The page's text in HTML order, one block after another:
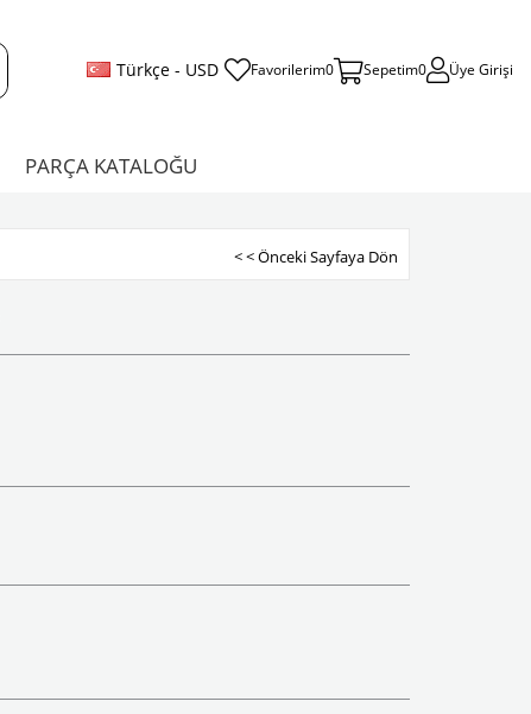
Türkçe - USD Favorilerim0 Sepetim0 Üye Girişi
PARÇA KATALOĞU
< < Önceki Sayfaya Dön